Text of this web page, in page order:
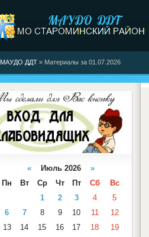
МАУДО ДДТ » Материалы за 01.07.2026
« Июль 2026 »
Пн
Вт Ср Чт Пт Сб
Вс
1
2 3 4
5
6
7 8 9 10 11
12
13
14 15 16 17 18
19